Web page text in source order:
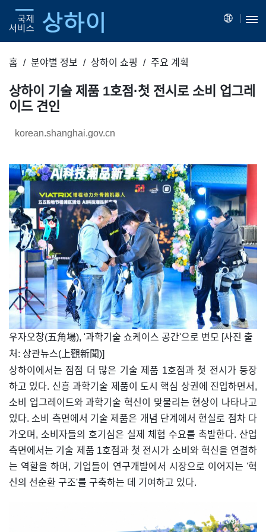
홈 분야별 정보 상하이 쇼핑 주요 계획
상하이 기술 제품 1호점·첫 전시로 소비 업그레
이드 견인
korean.shanghai.gov.cn
​우자오창(五角場), '과학기술 쇼케이스 공간'으로 변모 [사진 출
처: 상관뉴스(上觀新聞)]
상하이에서는 점점 더 많은 기술 제품 1호점과 첫 전시가 등장
하고 있다. 신흥 과학기술 제품이 도시 핵심 상권에 진입하면서,
소비 업그레이드와 과학기술 혁신이 맞물리는 현상이 나타나고
있다. 소비 측면에서 기술 제품은 개념 단계에서 현실로 점차 다
가오며, 소비자들의 호기심은 실제 체험 수요를 촉발한다. 산업
측면에서는 기술 제품 1호점과 첫 전시가 소비와 혁신을 연결하
는 역할을 하며, 기업들이 연구개발에서 시장으로 이어지는 '혁
신의 선순환 구조'를 구축하는 데 기여하고 있다.